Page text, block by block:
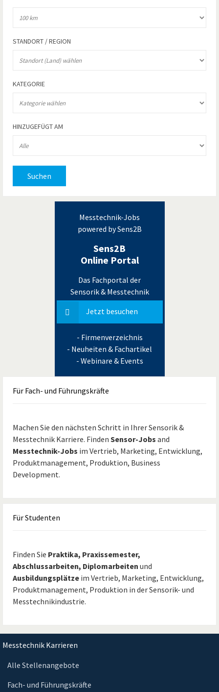
STANDORT / REGION
KATEGORIE
HINZUGEFÜGT AM
Suchen
Messtechnik-Jobs
powered by Sens2B
Sens2B
Online Portal
Das Fachportal der
Sensorik & Messtechnik
Jetzt besuchen
- Firmenverzeichnis
- Neuheiten & Fachartikel
- Webinare & Events
Für Fach- und Führungskräfte
Machen Sie den nächsten Schritt in Ihrer Sensorik &
Messtechnik Karriere. Finden Sensor-Jobs and
Messtechnik-Jobs im Vertrieb, Marketing, Entwicklung,
Produktmanagement, Produktion, Business
Development.
FürStudenten
Finden Sie Praktika, Praxissemester,
Abschlussarbeiten, Diplomarbeiten und
Ausbildungsplätze im Vertrieb, Marketing, Entwicklung,
Produktmanagement, Produktion in der Sensorik- und
Messtechnikindustrie.
Messtechnik Karrieren
Alle Stellenangebote
Fach- und Führungskräfte